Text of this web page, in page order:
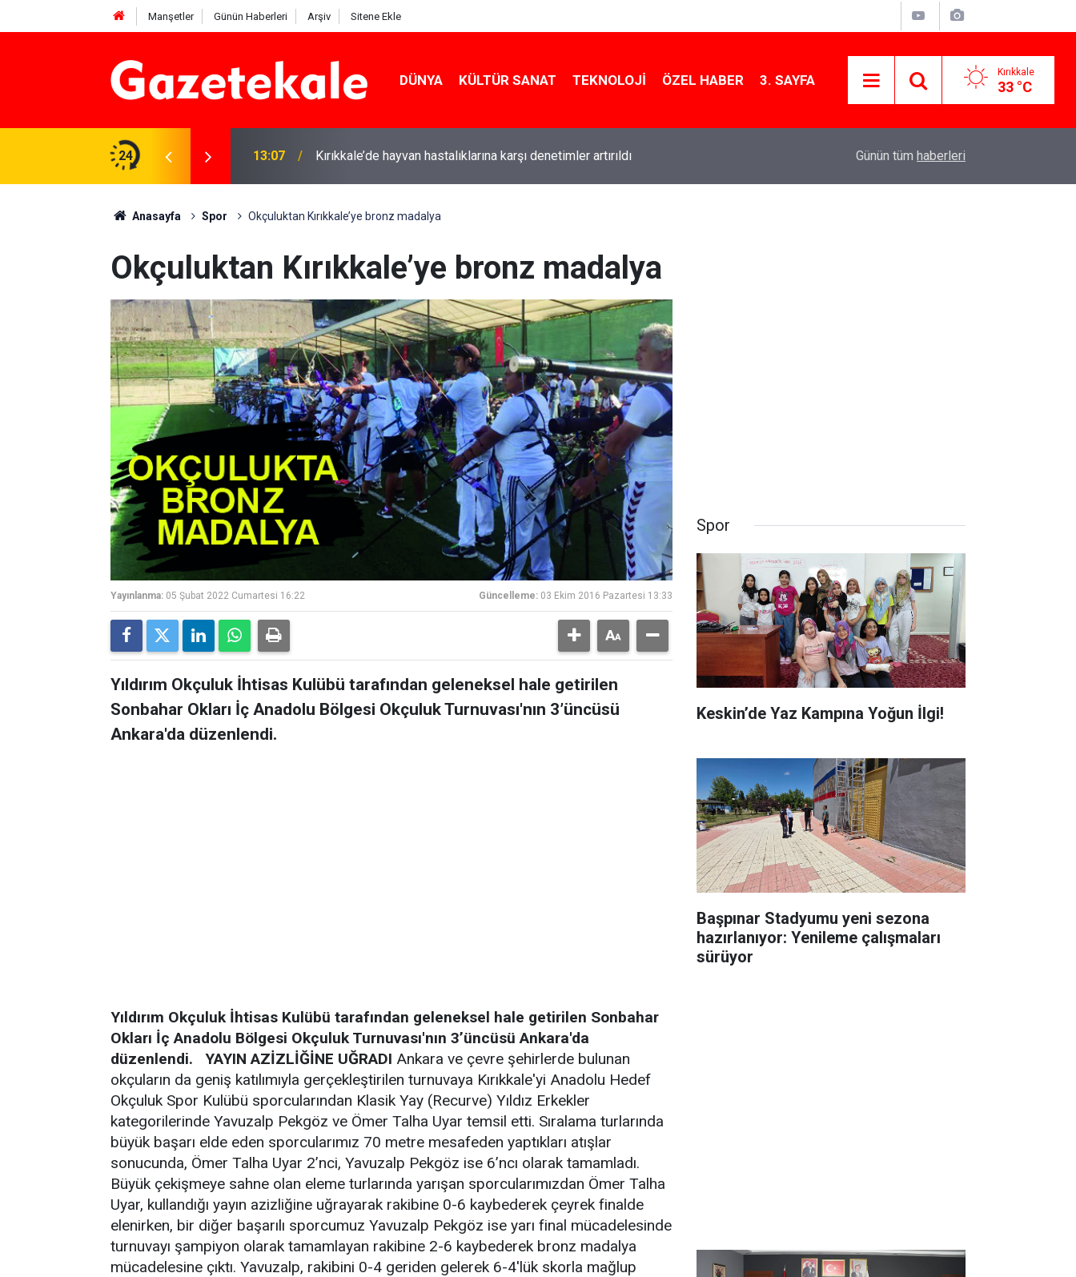
Manşetler Günün Haberleri Arşiv Sitene Ekle
DÜNYA KÜLTÜR SANAT TEKNOLOJI ÖZEL HABER 3. SAYFA Kırıkkale
33 °C
24
yasasına sert eleştiri 13:07 Kırıkkale’de hayvan hastalıklarına karşı denetimler artırıldı Kırıkkale’de bugün vefat edenler: 7 Ağustos
Günün tüm haberleri
Anasayfa Spor Okçuluktan Kırıkkale’ye bronz madalya
Okçuluktan Kırıkkale’ye bronz madalya
Yayınlanma: 05 Şubat 2022 Cumartesi 16:22 Güncelleme: 03 Ekim 2016 Pazartesi 13:33
Yıldırım Okçuluk İhtisas Kulübü tarafından geleneksel hale getirilen
Sonbahar Okları İç Anadolu Bölgesi Okçuluk Turnuvası'nın 3’üncüsü
Ankara'da düzenlendi.
Yıldırım Okçuluk İhtisas Kulübü tarafından geleneksel hale getirilen Sonbahar
Okları İç Anadolu Bölgesi Okçuluk Turnuvası'nın 3’üncüsü Ankara'da
düzenlendi.
YAYIN AZİZLİĞİNE UĞRADI Ankara ve çevre şehirlerde bulunan
okçuların da geniş katılımıyla gerçekleştirilen turnuvaya Kırıkkale'yi Anadolu Hedef
Okçuluk Spor Kulübü sporcularından Klasik Yay (Recurve) Yıldız Erkekler
kategorilerinde Yavuzalp Pekgöz ve Ömer Talha Uyar temsil etti. Sıralama turlarında
büyük başarı elde eden sporcularımız 70 metre mesafeden yaptıkları atışlar
sonucunda, Ömer Talha Uyar 2’nci, Yavuzalp Pekgöz ise 6’ncı olarak tamamladı.
Büyük çekişmeye sahne olan eleme turlarında yarışan sporcularımızdan Ömer Talha
Uyar, kullandığı yayın azizliğine uğrayarak rakibine 0-6 kaybederek çeyrek finalde
elenirken, bir diğer başarılı sporcumuz Yavuzalp Pekgöz ise yarı final mücadelesinde
turnuvayı şampiyon olarak tamamlayan rakibine 2-6 kaybederek bronz madalya
mücadelesine çıktı. Yavuzalp, rakibini 0-4 geriden gelerek 6-4'lük skorla mağlup
Spor
Keskin’de Yaz Kampına Yoğun İlgi!
Başpınar Stadyumu yeni sezona
hazırlanıyor: Yenileme çalışmaları
sürüyor